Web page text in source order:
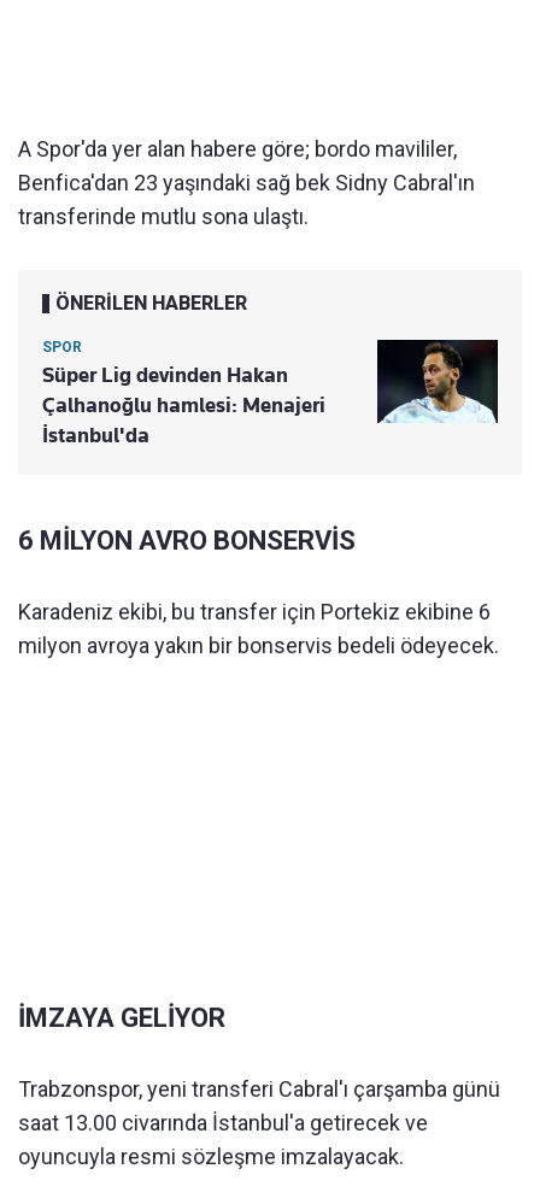
A Spor'da yer alan habere göre; bordo mavililer,
Benfica'dan 23 yaşındaki sağ bek Sidny Cabral'ın
transferinde mutlu sona ulaştı.
ÖNERİLEN HABERLER
SPOR
Süper Lig devinden Hakan
Çalhanoğlu hamlesi: Menajeri
İstanbul'da
6 MİLYON AVRO BONSERVİS
Karadeniz ekibi, bu transfer için Portekiz ekibine 6
milyon avroya yakın bir bonservis bedeli ödeyecek.
İMZAYA GELİYOR
Trabzonspor, yeni transferi Cabral'ı çarşamba günü
saat 13.00 civarında İstanbul'a getirecek ve
oyuncuyla resmi sözleşme imzalayacak.